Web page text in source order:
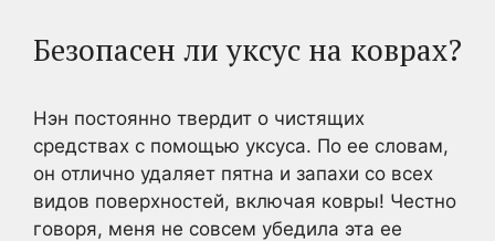
Безопасен ли уксус на коврах?
Нэн постоянно твердит о чистящих
средствах с помощью уксуса. По ее словам,
он отлично удаляет пятна и запахи со всех
видов поверхностей, включая ковры! Честно
говоря, меня не совсем убедила эта ее